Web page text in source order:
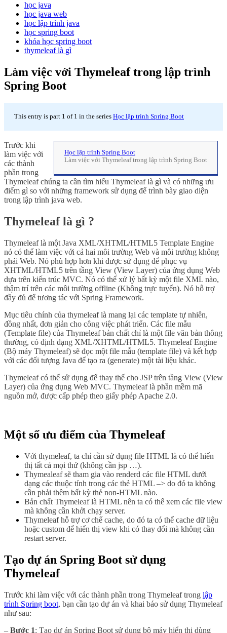
học java
học java web
học lập trình java
học spring boot
khóa học spring boot
thymeleaf là gì
Làm việc với Thymeleaf trong lập trình
Spring Boot
This entry is part 1 of 1 in the series Học lập trình Spring Boot
Học lập trình Spring Boot
Làm việc với Thymeleaf trong lập trình Spring Boot
Trước khi
làm việc với
các thành
phần trong
Thymeleaf chúng ta cần tìm hiểu Thymeleaf là gì và có những ưu
điểm gì so với những framework sử dụng để trình bày giao diện
trong lập trình java web.
Thymeleaf là gì ?
Thymeleaf là một Java XML/XHTML/HTML5 Template Engine
nó có thể làm việc với cả hai môi trường Web và môi trường không
phải Web. Nó phù hợp hơn khi được sử dụng để phục vụ
XHTML/HTML5 trên tầng View (View Layer) của ứng dụng Web
dựa trên kiến trúc MVC. Nó có thể xử lý bất kỳ một file XML nào,
thậm trí trên các môi trường offline (Không trực tuyến). Nó hỗ trợ
đầy đủ để tương tác với Spring Framework.
Mục tiêu chính của thymeleaf là mang lại các template tự nhiên,
đồng nhất, đơn giản cho công việc phát triển. Các file mẫu
(Template file) của Thymeleaf bản chất chỉ là một file văn bản thông
thường, có định dạng XML/XHTML/HTML5. Thymeleaf Engine
(Bộ máy Thymeleaf) sẽ đọc một file mẫu (template file) và kết hợp
với các đối tượng Java để tạo ra (generate) một tài liệu khác.
Thymeleaf có thể sử dụng để thay thế cho JSP trên tầng View (View
Layer) của ứng dụng Web MVC. Thymeleaf là phần mềm mã
nguồn mở, được cấp phép theo giấy phép Apache 2.0.
Một số ưu điểm của Thymeleaf
Với thymeleaf, ta chỉ cần sử dụng file HTML là có thể hiển
thị tất cả mọi thứ (không cần jsp …).
Thymealeaf sẽ tham gia vào renderd các file HTML dưới
dạng các thuộc tính trong các thẻ HTML –> do đó ta không
cần phải thêm bất kỳ thẻ non-HTML nào.
Bản chất Thymeleaf là HTML nên ta có thể xem các file view
mà không cần khởi chạy server.
Thymeleaf hỗ trợ cơ chế cache, do đó ta có thể cache dữ liệu
hoặc custom để hiển thị view khi có thay đổi mà không cần
restart server.
Tạo dự án Spring Boot sử dụng
Thymeleaf
Trước khi làm việc với các thành phần trong Thymeleaf trong lập
trình Spring boot, bạn cần tạo dự án và khai báo sử dụng Thymeleaf
như sau:
– Bước 1: Tạo dự án Spring Boot sử dụng bộ máy hiển thị dùng